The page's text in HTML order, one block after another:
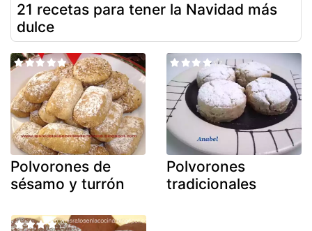
21 recetas para tener la Navidad más
dulce
Polvorones de
sésamo y turrón
Polvorones
tradicionales